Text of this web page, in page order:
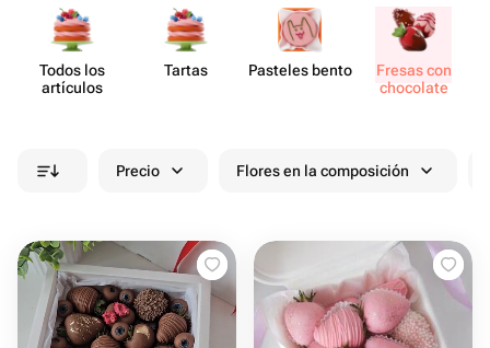
Todos los
artículos
Tartas Pasteles bento
Fresas con
chocolate
Precio Flores en la composición